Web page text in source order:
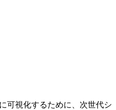
可視化するために、次世代シ